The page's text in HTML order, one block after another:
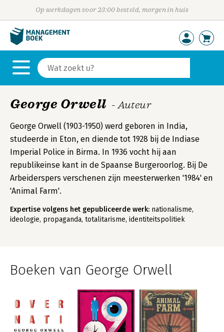
Op werkdagen voor 23:00 besteld, morgen in huis
George Orwell - Auteur
George Orwell (1903-1950) werd geboren in India,
studeerde in Eton, en diende tot 1928 bij de Indiase
Imperial Police in Birma. In 1936 vocht hij aan
republikeinse kant in de Spaanse Burgeroorlog. Bij De
Arbeiderspers verschenen zijn meesterwerken '1984' en
'Animal Farm'.
Expertise volgens het gepubliceerde werk: nationalisme,
ideologie, propaganda, totalitarisme, identiteitspolitiek
Boeken van George Orwell